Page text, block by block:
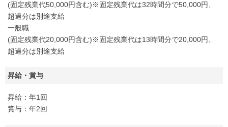
(固定残業代50,000円含む)※固定残業代は32時間分で50,000円、
超過分は別途支給
一般職
(固定残業代20,000円含む)※固定残業代は13時間分で20,000円、
超過分は別途支給
昇給・賞与
昇給：年1回
賞与：年2回